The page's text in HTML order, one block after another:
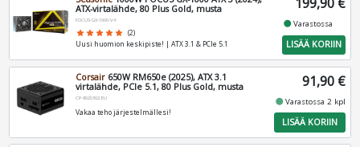
ATX-virtalähde, 80 Plus Gold, musta
FOCUS-GX-1000-V4
star star star star star (2)
Uusi huomion keskipiste! | ATX 3.1 & PCIe 5.1
fiber_manual_recordVarastossa
LISÄÄ KORIIN
Corsair 650W RM650e (2025), ATX 3.1
virtalähde, PCIe 5.1, 80 Plus Gold, musta
CP-9020302-EU
Vakaa teho järjestelmällesi!
91,90 €
fiber_manual_recordVarastossa 2 kpl
LISÄÄ KORIIN